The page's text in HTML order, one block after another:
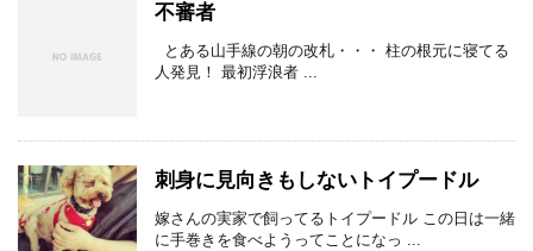
不審者
とある山手線の朝の改札・・・ 柱の根元に寝てる
人発見！ 最初浮浪者 ...
刺身に見向きもしないトイプードル
嫁さんの実家で飼ってるトイプードル この日は一緒
に手巻きを食べようってことになっ ...